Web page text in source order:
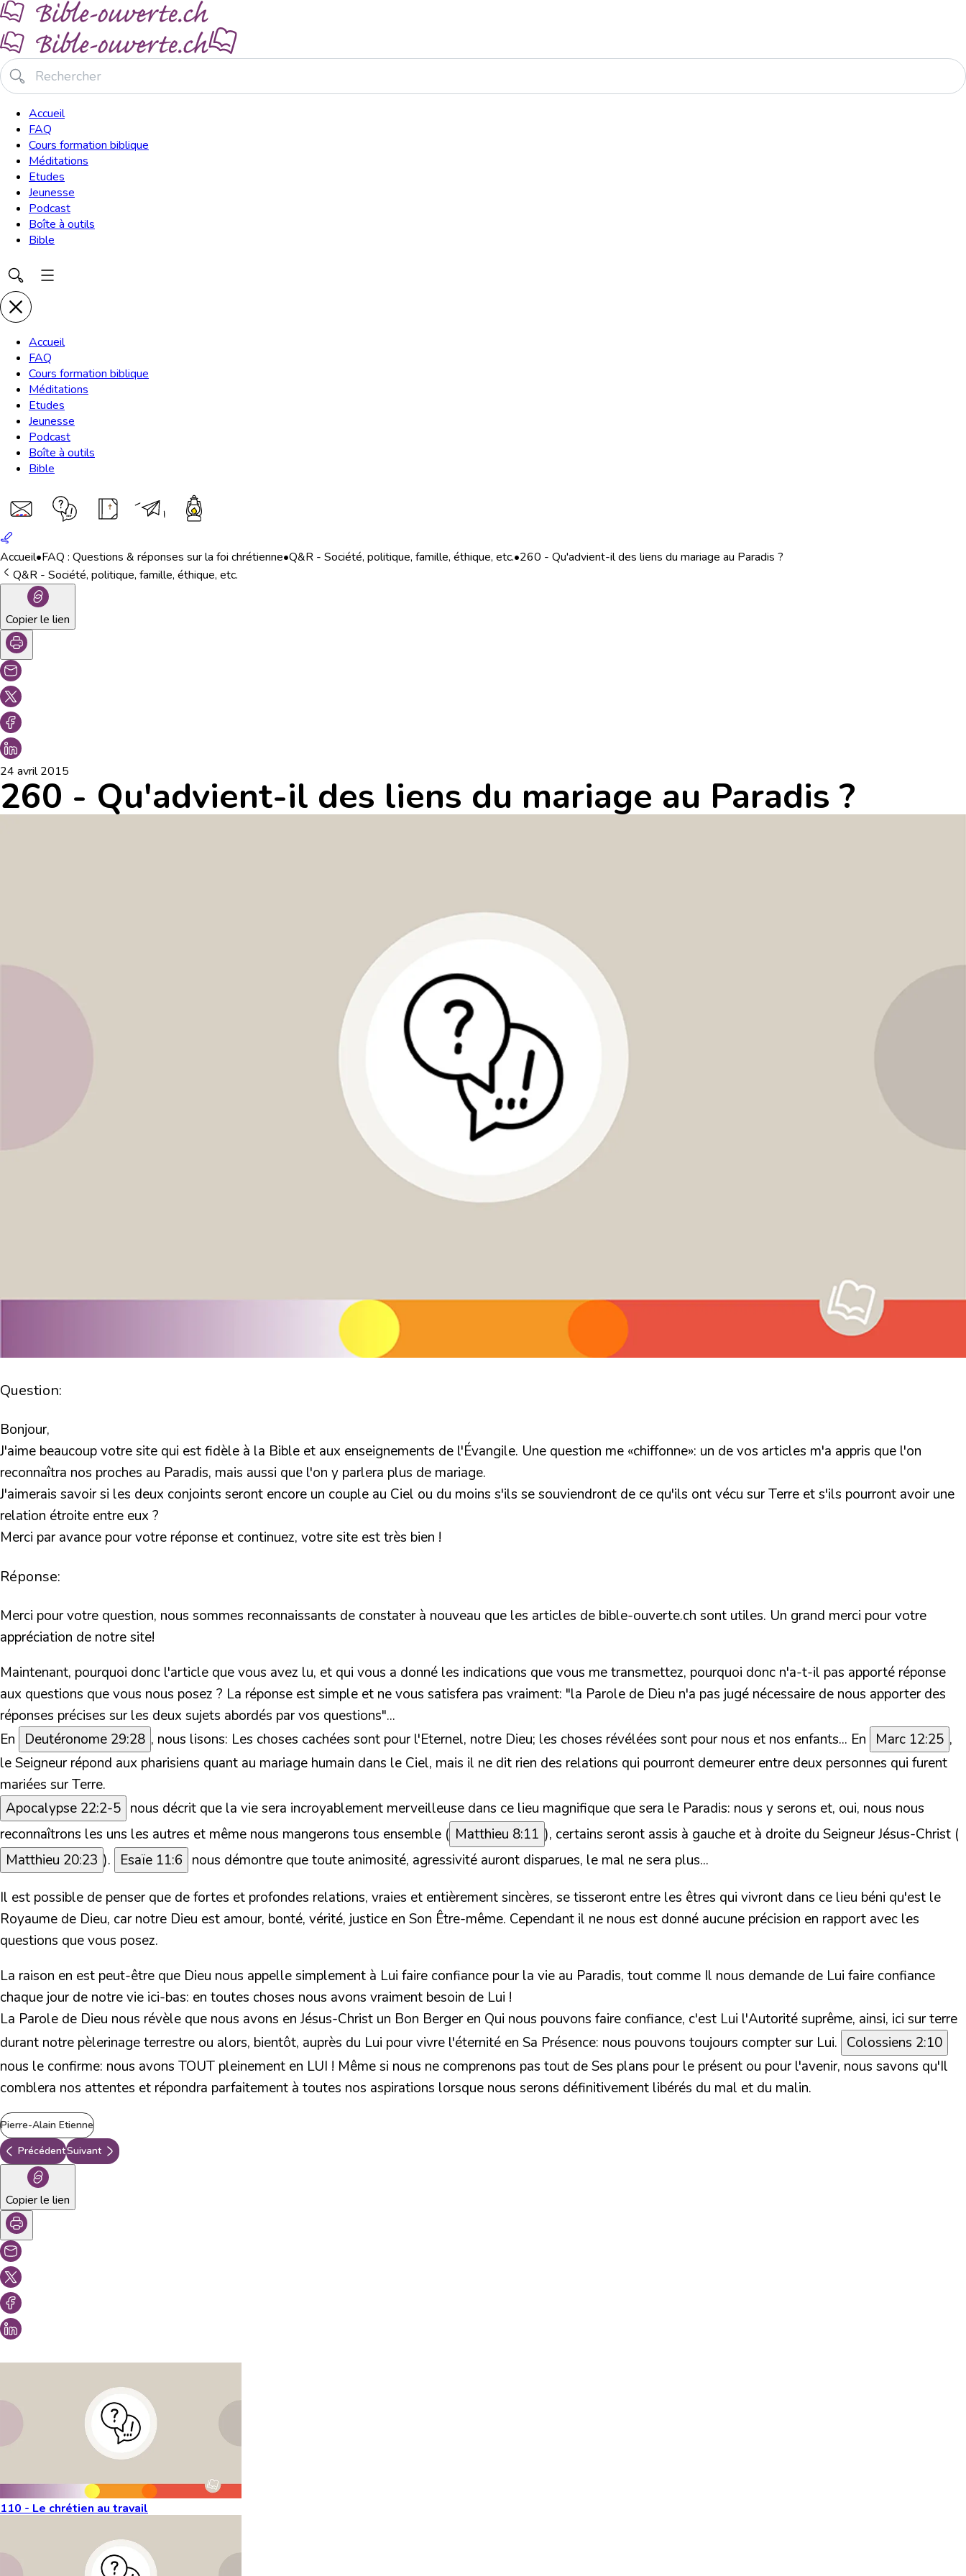
Accueil
FAQ
Cours formation biblique
Méditations
Etudes
Jeunesse
Podcast
Boîte à outils
Bible
Accueil
FAQ
Cours formation biblique
Méditations
Etudes
Jeunesse
Podcast
Boîte à outils
Bible
Accueil•FAQ : Questions & réponses sur la foi chrétienne•Q&R - Société, politique, famille, éthique, etc.•260 - Qu'advient-il des liens du mariage au Paradis ?
Q&R - Société, politique, famille, éthique, etc.
Copier le lien
24 avril 2015
260 - Qu'advient-il des liens du mariage au Paradis ?
Question:
Bonjour,
J'aime beaucoup votre site qui est fidèle à la Bible et aux enseignements de l'Évangile. Une question me «chiffonne»: un de vos articles m'a appris que l'on
reconnaîtra nos proches au Paradis, mais aussi que l'on y parlera plus de mariage.
J'aimerais savoir si les deux conjoints seront encore un couple au Ciel ou du moins s'ils se souviendront de ce qu'ils ont vécu sur Terre et s'ils pourront avoir une
relation étroite entre eux ?
Merci par avance pour votre réponse et continuez, votre site est très bien !
Réponse:
Merci pour votre question, nous sommes reconnaissants de constater à nouveau que les articles de bible-ouverte.ch sont utiles. Un grand merci pour votre
appréciation de notre site!
Maintenant, pourquoi donc l'article que vous avez lu, et qui vous a donné les indications que vous me transmettez, pourquoi donc n'a-t-il pas apporté réponse
aux questions que vous nous posez ? La réponse est simple et ne vous satisfera pas vraiment: "la Parole de Dieu n'a pas jugé nécessaire de nous apporter des
réponses précises sur les deux sujets abordés par vos questions"...
En
Deutéronome 29:28 , nous lisons: Les choses cachées sont pour l'Eternel, notre Dieu; les choses révélées sont pour nous et nos enfants... En Marc 12:25 ,
le Seigneur répond aux pharisiens quant au mariage humain dans le Ciel, mais il ne dit rien des relations qui pourront demeurer entre deux personnes qui furent
mariées sur Terre.
Apocalypse 22:2-5 nous décrit que la vie sera incroyablement merveilleuse dans ce lieu magnifique que sera le Paradis: nous y serons et, oui, nous nous
reconnaîtrons les uns les autres et même nous mangerons tous ensemble ( Matthieu 8:11 ), certains seront assis à gauche et à droite du Seigneur Jésus-Christ (
Matthieu 20:23 ). Esaïe 11:6 nous démontre que toute animosité, agressivité auront disparues, le mal ne sera plus...
Il est possible de penser que de fortes et profondes relations, vraies et entièrement sincères, se tisseront entre les êtres qui vivront dans ce lieu béni qu'est le
Royaume de Dieu, car notre Dieu est amour, bonté, vérité, justice en Son Être-même. Cependant il ne nous est donné aucune précision en rapport avec les
questions que vous posez.
La raison en est peut-être que Dieu nous appelle simplement à Lui faire confiance pour la vie au Paradis, tout comme Il nous demande de Lui faire confiance
chaque jour de notre vie ici-bas: en toutes choses nous avons vraiment besoin de Lui !
La Parole de Dieu nous révèle que nous avons en Jésus-Christ un Bon Berger en Qui nous pouvons faire confiance, c'est Lui l'Autorité suprême, ainsi, ici sur terre
durant notre pèlerinage terrestre ou alors, bientôt, auprès du Lui pour vivre l'éternité en Sa Présence: nous pouvons toujours compter sur Lui. Colossiens 2:10
nous le confirme: nous avons TOUT pleinement en LUI ! Même si nous ne comprenons pas tout de Ses plans pour le présent ou pour l'avenir, nous savons qu'Il
comblera nos attentes et répondra parfaitement à toutes nos aspirations lorsque nous serons définitivement libérés du mal et du malin.
Pierre-Alain Etienne
PrécédentSuivant
Copier le lien
110 - Le chrétien au travail